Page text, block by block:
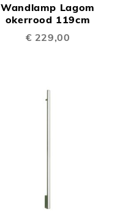
Wandlamp Lagom
okerrood 119cm
€ 229,00